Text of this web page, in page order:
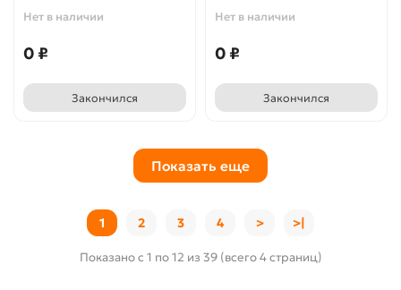
Нет в наличии
0 ₽
Закончился
Нет в наличии
0 ₽
Закончился
Показать еще
1 2 3 4 > >|
Показано с 1 по 12 из 39 (всего 4 страниц)